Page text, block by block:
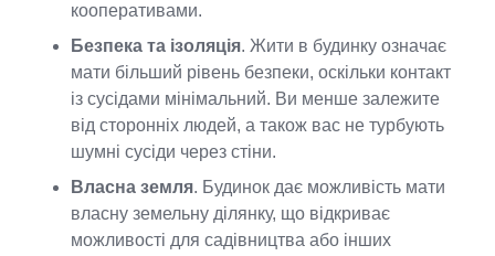
кооперативами.
Безпека та ізоляція. Жити в будинку означає
мати більший рівень безпеки, оскільки контакт
із сусідами мінімальний. Ви менше залежите
від сторонніх людей, а також вас не турбують
шумні сусіди через стіни.
Власна земля. Будинок дає можливість мати
власну земельну ділянку, що відкриває
можливості для садівництва або інших